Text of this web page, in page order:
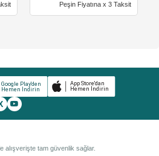
Peşin Fiyatına x 3 Taksit
alışverişte tam güvenlik sağlar.